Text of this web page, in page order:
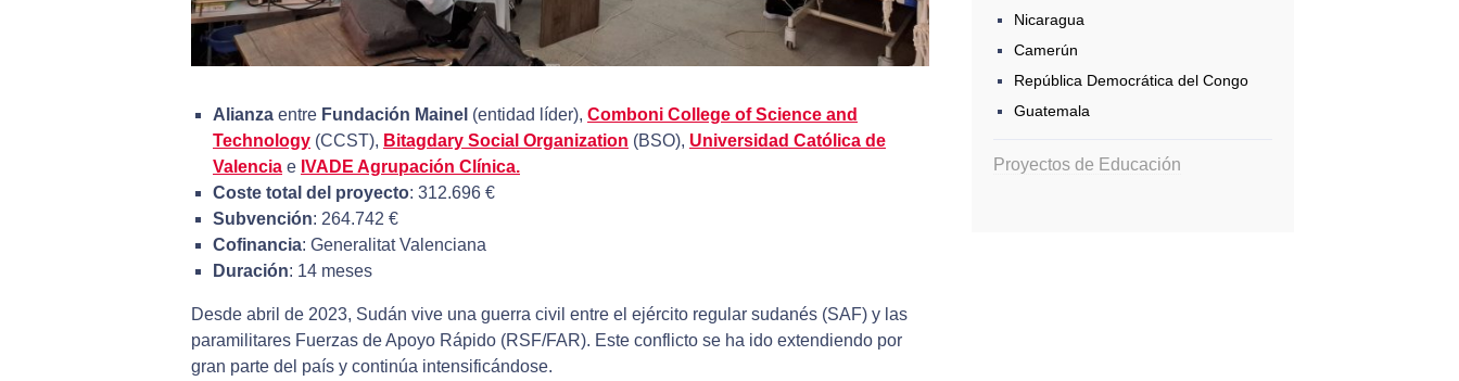
Alianza entre Fundación Mainel (entidad líder), Comboni College of Science and
Technology (CCST), Bitagdary Social Organization (BSO), Universidad Católica de
Valencia e IVADE Agrupación Clínica.
Coste total del proyecto: 312.696 €
Subvención: 264.742 €
Cofinancia: Generalitat Valenciana
Duración: 14 meses
Desde abril de 2023, Sudán vive una guerra civil entre el ejército regular sudanés (SAF) y las
paramilitares Fuerzas de Apoyo Rápido (RSF/FAR). Este conflicto se ha ido extendiendo por
gran parte del país y continúa intensificándose.
Nicaragua
Camerún
República Democrática del Congo
Guatemala
Proyectos de Educación